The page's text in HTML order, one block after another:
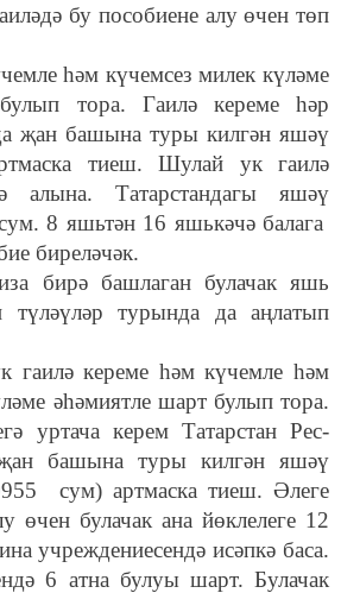
бу пособиене алу өчен төп
һәм күчемсез милек күләме
тора. Гаилә кереме һәр
җан башына туры килгән яшәү
тиеш. Шулай ук гаилә
алына. Татарстандагы яшәү
8 яшьтән 16 яшькәчә балага
биреләчәк.
бирә башлаган булачак яшь
түләүләр турында да аңлатып
кереме һәм күчемле һәм
әһәмиятле шарт булып тора.
уртача керем Татарстан Рес-
башына туры килгән яшәү
сум) артмаска тиеш. Әлеге
өчен булачак ана йөклелеге 12
учреждениесендә исәпкә баса.
6 атна булуы шарт. Булачак